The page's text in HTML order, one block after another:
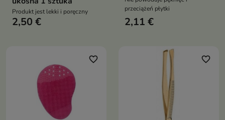
Produkt jest lekki i poręczny
2,50 €
przeciążeń płytki
2,11 €
favorite_border favorite_border